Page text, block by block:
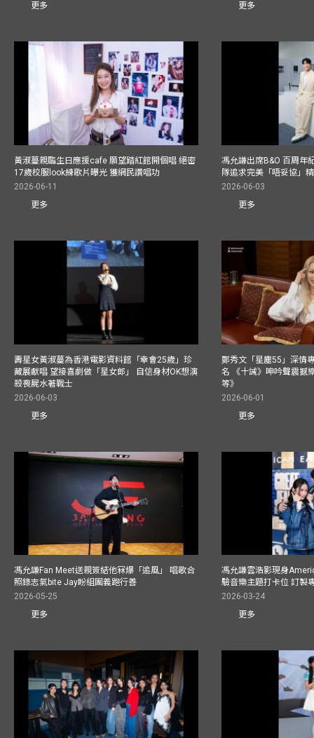
更多
更多
黃淑蔓親臨生日應援cafe 願望踏紅館開個唱 絕密
17歲校服look練歌片曝光 獲網民讚唱功
2026-06-11
更多
馮允謙出席B&O 百周年
隊追求完美「唔妥協」
2026-06-03
更多
壽星女黃淑蔓為香港電影資料館「幸會25歲」珍
藏展獻唱 望接喜劇做「星女郎」 自信身材OK想演
殺喪屍水著戰士
2026-06-03
更多
鄭秀文「星塵55」深情
名 《十誡》呻吟聲震撼
等》
2026-06-01
更多
馮允謙Fan Meet送親簽結他冧爆「追風」 唱歌合
照錄志氣bite Jay盼組團義跑行善
2026-05-25
更多
馮允謙雲浩影現身
驗音樂主題打卡位 訂製
2026-03-24
更多